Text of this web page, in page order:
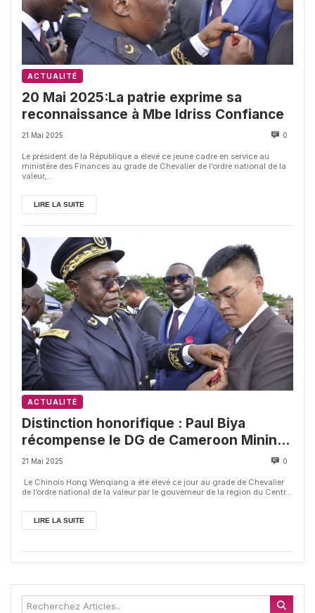
ACTUALITÉ
20 Mai 2025:La patrie exprime sa
reconnaissance à Mbe Idriss Confiance
21 Mai 2025 0
Le président de la République a élevé ce jeune cadre en service au
ministère des Finances au grade de Chevalier de l’ordre national de la
valeur,...
LIRE LA SUITE
ACTUALITÉ
Distinction honorifique : Paul Biya
récompense le DG de Cameroon Mining
Company
21 Mai 2025 0
Le Chinois Hong Wenqiang a été élevé ce jour au grade de Chevalier
de l’ordre national de la valeur par le gouverneur de la région du Centr...
LIRE LA SUITE